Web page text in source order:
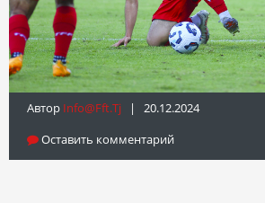
Автор Info@fft.tj | 20.12.2024
Оставить комментарий